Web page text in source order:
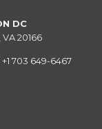
DC
20166
703 649-6467